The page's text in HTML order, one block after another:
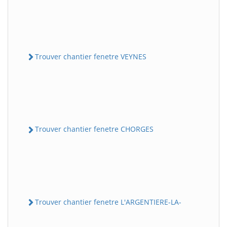
Trouver chantier fenetre VEYNES
Trouver chantier fenetre CHORGES
Trouver chantier fenetre L'ARGENTIERE-LA-